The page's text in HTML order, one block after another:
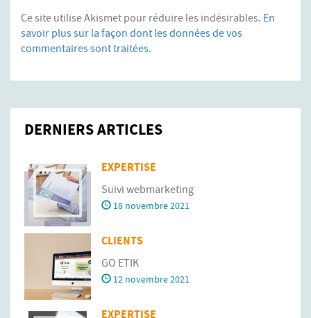
Ce site utilise Akismet pour réduire les indésirables. En
savoir plus sur la façon dont les données de vos
commentaires sont traitées.
DERNIERS ARTICLES
EXPERTISE
Suivi webmarketing
18 novembre 2021
CLIENTS
GO ETIK
12 novembre 2021
EXPERTISE